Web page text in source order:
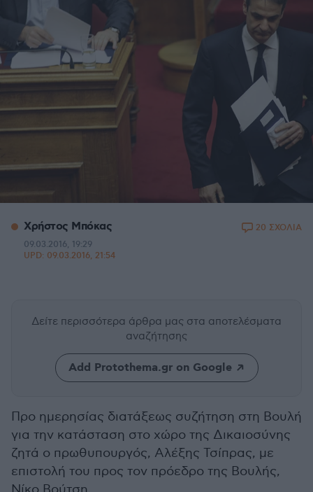
Xρήστος Μπόκας
09.03.2016, 19:29
UPD: 09.03.2016, 21:54
20 ΣΧΟΛΙΑ
Δείτε περισσότερα άρθρα μας στα αποτελέσματα
αναζήτησης
Add Protothema.gr on Google
Προ ημερησίας διατάξεως συζήτηση στη Βουλή
για την κατάσταση στο χώρο της Δικαιοσύνης
ζητά ο πρωθυπουργός, Αλέξης Τσίπρας, με
επιστολή του προς τον πρόεδρο της Βουλής,